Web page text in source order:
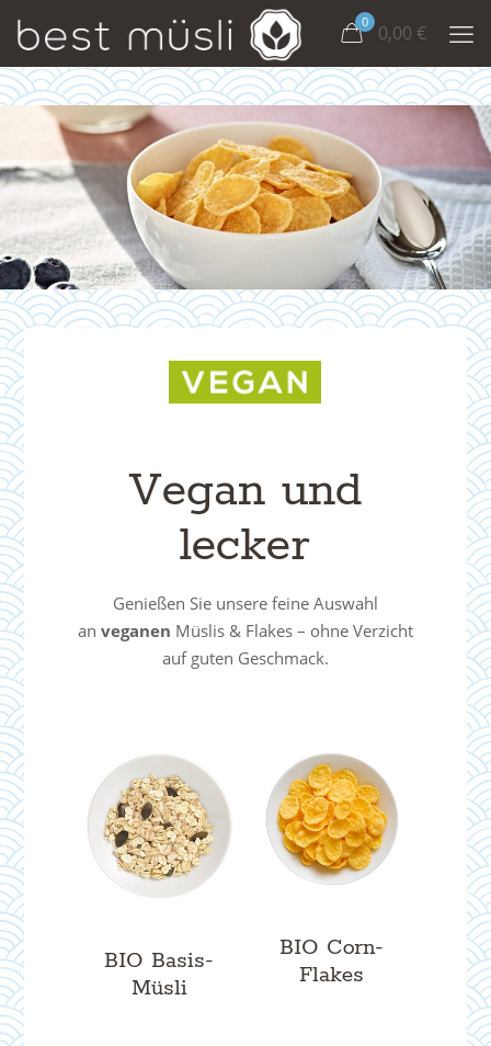
0 0,00 €
Vegan und
lecker
Genießen Sie unsere feine Auswahl
an veganen Müslis & Flakes – ohne Verzicht
auf guten Geschmack.
BIO Basis-
Müsli
BIO Corn-
Flakes